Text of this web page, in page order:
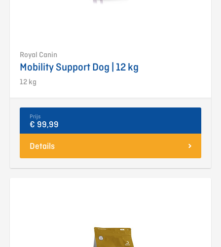
Royal Canin
Mobility Support Dog | 12 kg
12 kg
Prijs
€ 99,99
Details